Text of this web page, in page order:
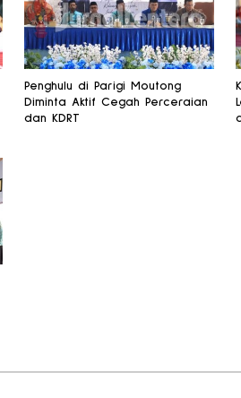
Penghulu di Parigi Moutong
Diminta Aktif Cegah Perceraian
dan KDRT